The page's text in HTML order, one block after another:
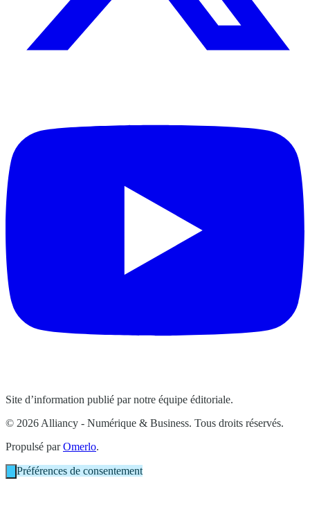
Site d’information publié par notre équipe éditoriale.
© 2026 Alliancy - Numérique & Business. Tous droits réservés.
Propulsé parOmerlo.
Préférences de consentement